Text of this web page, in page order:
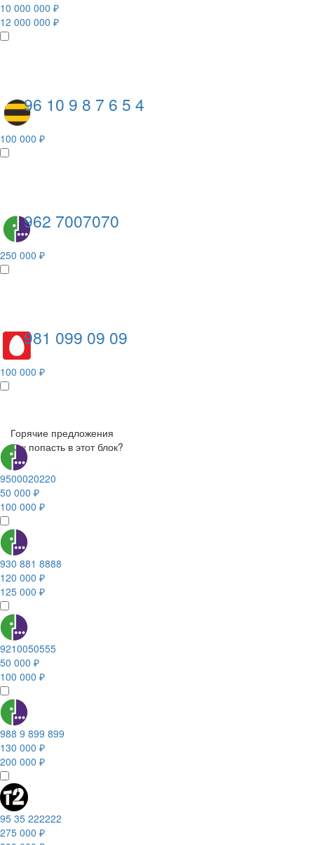
10 000 000 ₽
12 000 000 ₽
96 10 9 8 7 6 5 4
100 000 ₽
962 7007070
250 000 ₽
981 099 09 09
100 000 ₽
Горячие предложения
Как попасть в этот блок?
9500020220
50 000 ₽
100 000 ₽
930 881 8888
120 000 ₽
125 000 ₽
9210050555
50 000 ₽
100 000 ₽
988 9 899 899
130 000 ₽
200 000 ₽
95 35 222222
275 000 ₽